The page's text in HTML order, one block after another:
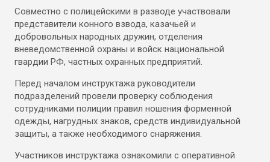
Совместно с полицейскими в разводе участвовали
представители конного взвода, казачьей и
добровольных народных дружин, отделения
вневедомственной охраны и войск национальной
гвардии РФ, частных охранных предприятий.
Перед началом инструктажа руководители
подразделений провели проверку соблюдения
сотрудниками полиции правил ношения форменной
одежды, нагрудных знаков, средств индивидуальной
защиты, а также необходимого снаряжения.
Участников инструктажа ознакомили с оперативной